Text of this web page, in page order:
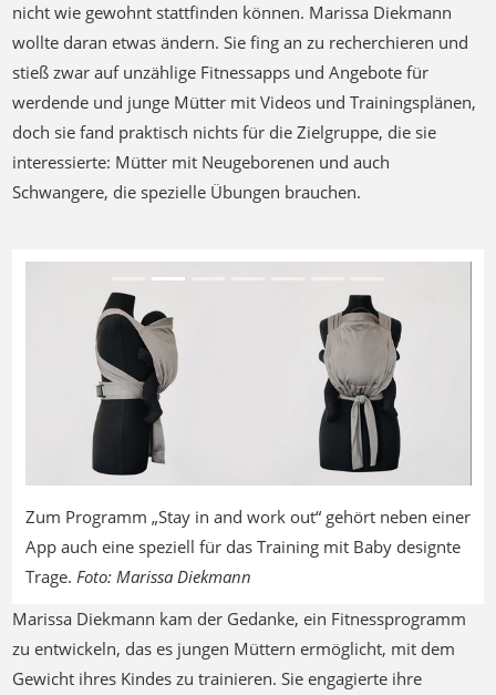
nicht wie gewohnt stattfinden können. Marissa Diekmann
wollte daran etwas ändern. Sie fing an zu recherchieren und
stieß zwar auf unzählige Fitnessapps und Angebote für
werdende und junge Mütter mit Videos und Trainingsplänen,
doch sie fand praktisch nichts für die Zielgruppe, die sie
interessierte: Mütter mit Neugeborenen und auch
Schwangere, die spezielle Übungen brauchen.
Zum Programm „Stay in and work out“ gehört neben einer
App auch eine speziell für das Training mit Baby designte
Trage. Foto: Marissa Diekmann
Previous
Marissa Diekmann kam der Gedanke, ein Fitnessprogramm
zu entwickeln, das es jungen Müttern ermöglicht, mit dem
Gewicht ihres Kindes zu trainieren. Sie engagierte ihre